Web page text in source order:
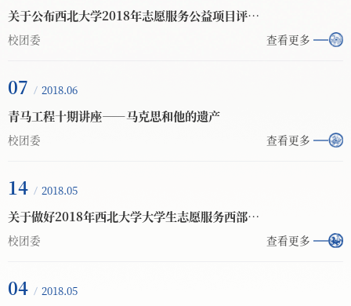
关于公布西北大学2018年志愿服务公益项目评审结果的通知
校团委 查看更多
07 2018.06
青马工程十期讲座——马克思和他的遗产
校团委 查看更多
14 2018.05
关于做好2018年西北大学大学生志愿服务西部计划志愿者招募工作的通知
校团委 查看更多
04 2018.05